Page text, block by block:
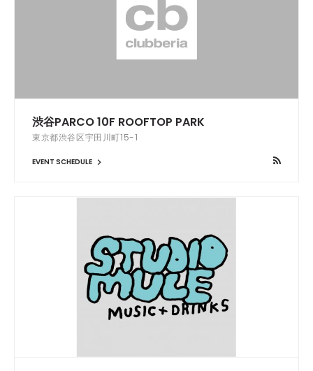
渋谷PARCO 10F ROOFTOP PARK
東京都渋谷区宇田川町15-1
EVENT SCHEDULE